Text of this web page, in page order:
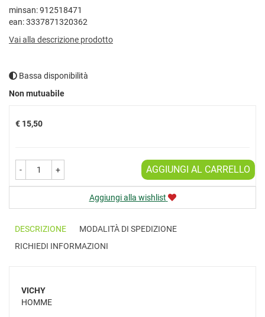
minsan: 912518471
ean: 3337871320362
Vai alla descrizione prodotto
Bassa disponibilità
Non mutuabile
Prezzo
€ 15,50
- + AGGIUNGI AL CARRELLO
Aggiungi alla wishlist
DESCRIZIONE
MODALITÀ DI SPEDIZIONE
RICHIEDI INFORMAZIONI
VICHY
HOMME